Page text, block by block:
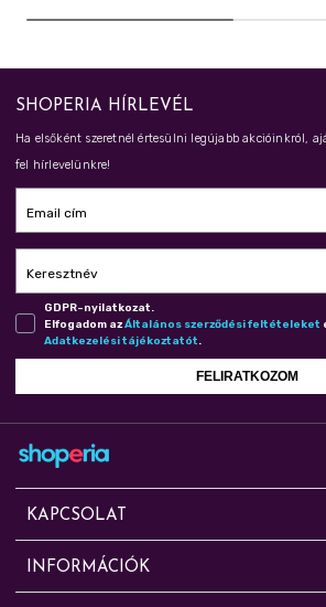
SHOPERIA HÍRLEVÉL
Ha elsőként szeretnél értesülni legújabb akcióinkról,
fel hírlevelünkre!
Email cím
Keresztnév
GDPR-nyilatkozat.
Elfogadom azÁl­ta­lá­nos szer­ző­dé­si fel­té­te­le­ket
Adat­ke­ze­lé­si tá­jé­koz­ta­tót.
FELIRATKOZOM
KAPCSOLAT
Kérdésed van? Segítünk!
INFORMÁCIÓK